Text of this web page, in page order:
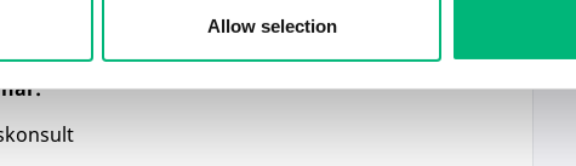
Allow selection
och engelska, både i tal och skrift